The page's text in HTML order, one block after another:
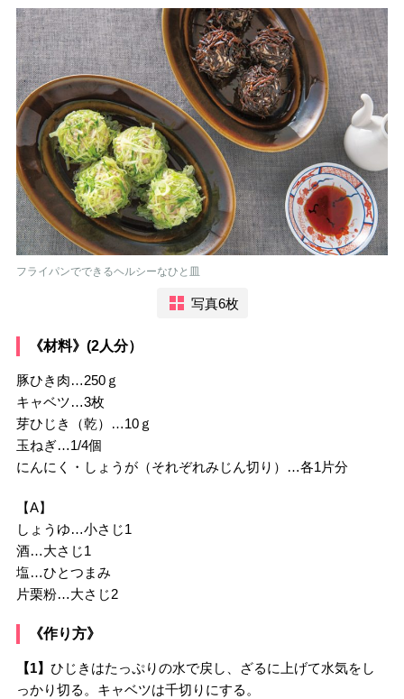
フライパンでできるヘルシーなひと皿
写真6枚
《材料》(2人分）
豚ひき肉…250ｇ
キャベツ…3枚
芽ひじき（乾）…10ｇ
玉ねぎ…1/4個
にんにく・しょうが（それぞれみじん切り）…各1片分
【A】
しょうゆ…小さじ1
酒…大さじ1
塩…ひとつまみ
片栗粉…大さじ2
《作り方》
【1】 ひじきはたっぷりの水で戻し、ざるに上げて水気をし
っかり切る。キャベツは千切りにする。